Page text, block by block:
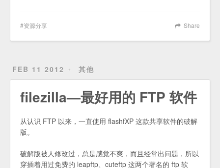
Share
资源分享
FEB 11 2012 其他
filezilla—最好用的 FTP 软件
从认识 FTP 以来，一直使用 flashfXP 这款共享软件的破解
版。
破解版被人修改过，总是感觉不爽，而且经常出问题，所以
穿插着用过免费的 leapftp、cuteftp 这两个著名的 ftp 软